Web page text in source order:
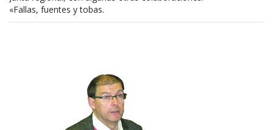
«Fallas, fuentes y tobas.